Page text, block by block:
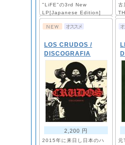
"LiFE"の3rd New
LP[Japanese Edition]
古
LOS CRUDOS /
DISCOGRAFIA
2,200 円
2015年に来日し日本のハ
元